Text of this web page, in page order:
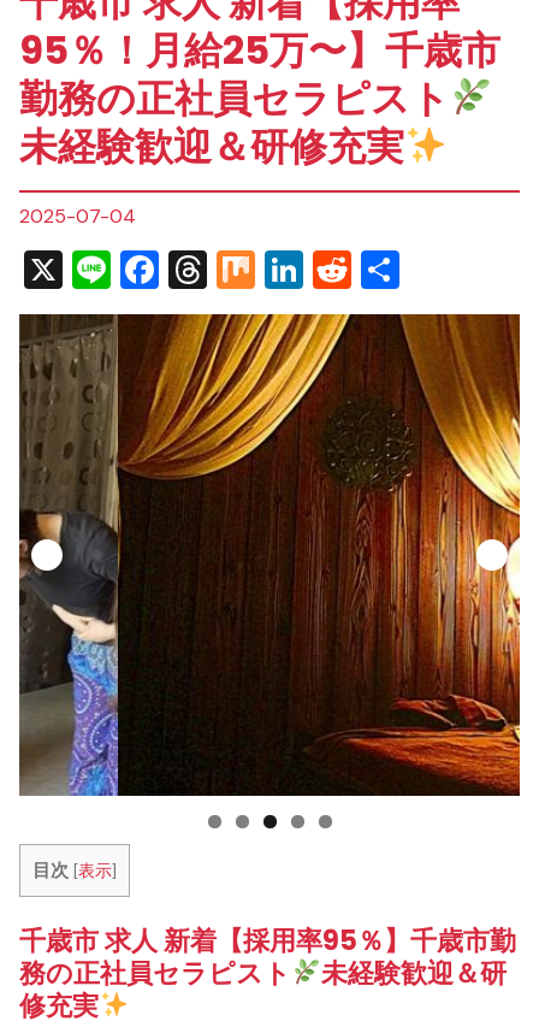
95％！月給25万〜】千歳市
勤務の正社員セラピスト
未経験歓迎＆研修充実
2025-07-04
X LineFacebook
Threads
MixLinkedIn
Reddit
有
目次 [表示]
千歳市 求人 新着【採用率95％】千歳市勤
務の正社員セラピスト
未経験歓迎＆研
修充実